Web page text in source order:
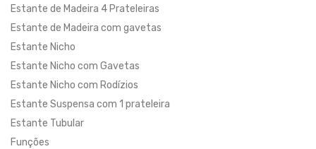
Estante de Madeira 4 Prateleiras
Estante de Madeira com gavetas
Estante Nicho
Estante Nicho com Gavetas
Estante Nicho com Rodízios
Estante Suspensa com 1 prateleira
Estante Tubular
Funções